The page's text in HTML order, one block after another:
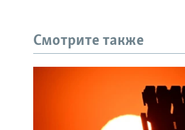
Смотрите также